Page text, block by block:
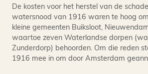
De kosten voor het herstel van de
watersnood van 1916 waren te hoog
kleine gemeenten Buiksloot,
waartoe zeven Waterlandse dorpen
Zunderdorp) behoorden. Om die reden
1916 mee in om door Amsterdam